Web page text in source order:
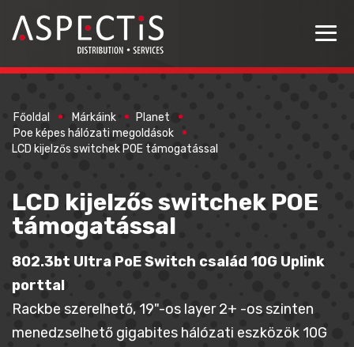
Főoldal Márkáink
Planet
Poe képes hálózati megoldások
LCD kijelzős switchek POE támogatással
LCD kijelzős switchek POE
támogatással
802.3bt Ultra PoE Switch család 10G Uplink
porttal
Rackbe szerelhető, 19"-os layer 2+ -os szinten
menedzselhető gigabites hálózati eszközök 10G